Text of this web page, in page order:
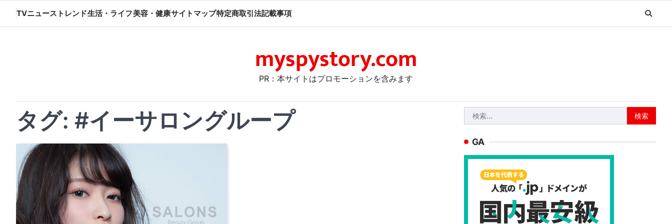
content
TVニューストレンド生活・ライフ美容・健康サイトマップ特定商取引法記載事項
myspystory.com
PR：本サイトはプロモーションを含みます
タグ: #イーサロングループ
索:
GA